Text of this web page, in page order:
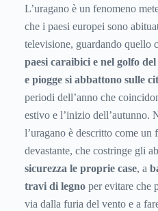
L’uragano è un fenomeno
che i paesi europei sono
televisione, guardando quello
paesi caraibici e nel golfo del
e piogge si abbattono sulle
periodi dell’anno che
estivo e l’inizio dell’autunno.
l’uragano è descritto come un
devastante, che costringe gli
sicurezza le proprie case, a
travi di legno per evitare che
via dalla furia del vento e a